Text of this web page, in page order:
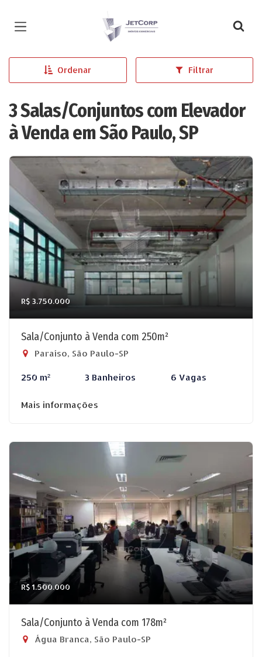
Página inicial
Ordenar Filtrar
3 Salas/Conjuntos com Elevador
à Venda em São Paulo, SP
R$ 3.750.000
Sala/Conjunto à Venda com 250m²
Paraíso, São Paulo-SP
250 m² 3 Banheiros 6 Vagas
Mais informações
R$ 1.500.000
Sala/Conjunto à Venda com 178m²
Água Branca, São Paulo-SP